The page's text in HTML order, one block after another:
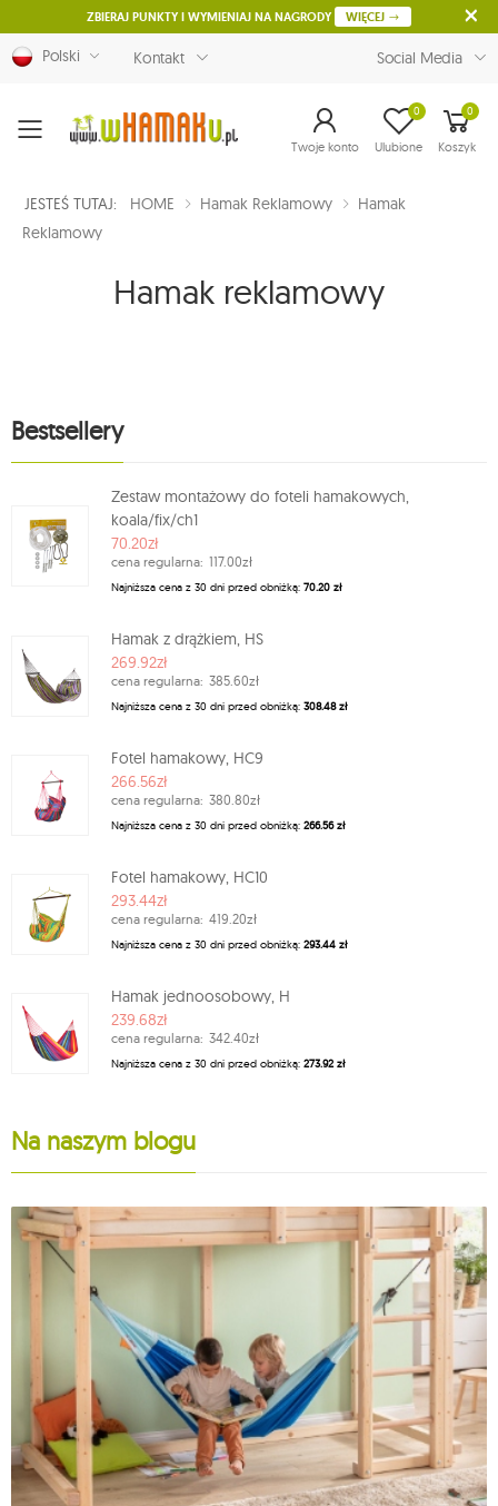
ZBIERAJ PUNKTY I WYMIENIAJ NA NAGRODY WIĘCEJ
Polski Kontakt Social Media
Menu Twoje konto Ulubione
0 0
Koszyk
JESTEŚ TUTAJ: HOME Hamak Reklamowy
Hamak
Reklamowy
Hamak reklamowy
Bestsellery
Zestaw montażowy do foteli hamakowych,
koala/fix/ch1
70.20zł
cena regularna: 117.00zł
Najniższa cena z 30 dni przed obniżką: 70.20 zł
Hamak z drążkiem, HS
269.92zł
cena regularna: 385.60zł
Najniższa cena z 30 dni przed obniżką: 308.48 zł
Fotel hamakowy, HC9
266.56zł
cena regularna: 380.80zł
Najniższa cena z 30 dni przed obniżką: 266.56 zł
Fotel hamakowy, HC10
293.44zł
cena regularna: 419.20zł
Najniższa cena z 30 dni przed obniżką: 293.44 zł
Hamak jednoosobowy, H
239.68zł
cena regularna: 342.40zł
Najniższa cena z 30 dni przed obniżką: 273.92 zł
Na naszym blogu